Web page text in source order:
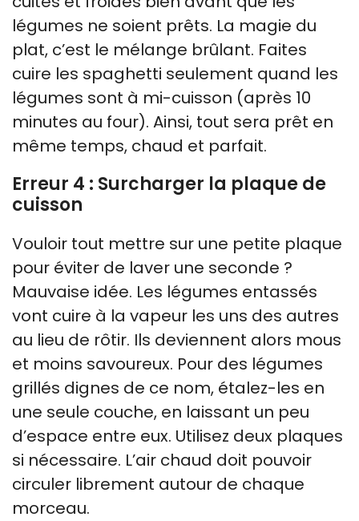
légumes ne soient prêts. La magie du
plat, c’est le mélange brûlant. Faites
cuire les spaghetti seulement quand les
légumes sont à mi-cuisson (après 10
minutes au four). Ainsi, tout sera prêt en
même temps, chaud et parfait.
Erreur 4 : Surcharger la plaque de
cuisson
Vouloir tout mettre sur une petite plaque
pour éviter de laver une seconde ?
Mauvaise idée. Les légumes entassés
vont cuire à la vapeur les uns des autres
au lieu de rôtir. Ils deviennent alors mous
et moins savoureux. Pour des légumes
grillés dignes de ce nom, étalez-les en
une seule couche, en laissant un peu
d’espace entre eux. Utilisez deux plaques
si nécessaire. L’air chaud doit pouvoir
circuler librement autour de chaque
morceau.